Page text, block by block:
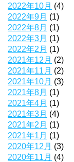
2022年10月 (4)
2022年9月 (1)
2022年8月 (1)
2022年3月 (1)
2022年2月 (1)
2021年12月 (2)
2021年11月 (2)
2021年10月 (3)
2021年8月 (1)
2021年4月 (1)
2021年3月 (4)
2021年2月 (1)
2021年1月 (1)
2020年12月 (3)
2020年11月 (4)